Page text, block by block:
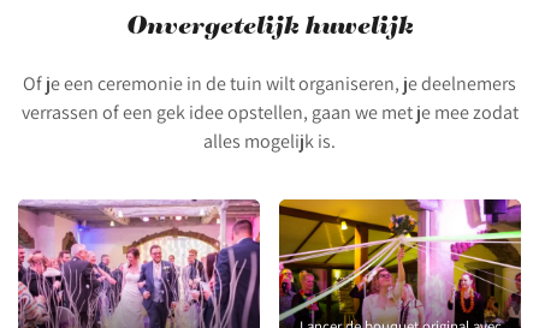
Onvergetelijk huwelijk
Of je een ceremonie in de tuin wilt organiseren, je deelnemers
verrassen of een gek idee opstellen, gaan we met je mee zodat
alles mogelijk is.